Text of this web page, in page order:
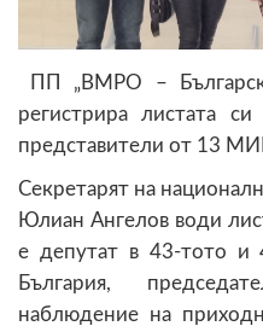
ПП „ВМРО –
регистрира листата
представители от 13
Секретарят на
Юлиан Ангелов води
е депутат в 43-тото и
България,
наблюдение на